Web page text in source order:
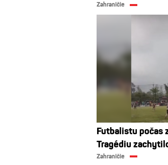
Zahraničie
Futbalistu počas
Tragédiu
Zahraničie